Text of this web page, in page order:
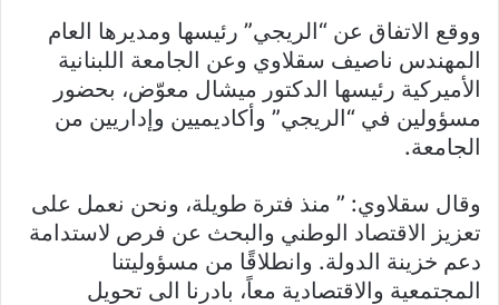
ووقع الاتفاق عن “الريجي” رئيسها ومديرها العام
المهندس ناصيف سقلاوي وعن الجامعة اللبنانية
الأميركية رئيسها الدكتور ميشال معوّض، بحضور
مسؤولين في “الريجي” وأكاديميين وإداريين من
الجامعة.
وقال سقلاوي: ” منذ فترة طويلة، ونحن نعمل على
تعزيز الاقتصاد الوطني والبحث عن فرص لاستدامة
دعم خزينة الدولة. وانطلاقًا من مسؤوليتنا
المجتمعية والاقتصادية معاً، بادرنا الى تحويل